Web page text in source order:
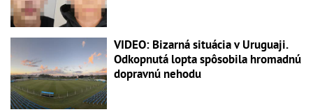
VIDEO: Bizarná situácia v Uruguaji.
Odkopnutá lopta spôsobila hromadnú
dopravnú nehodu